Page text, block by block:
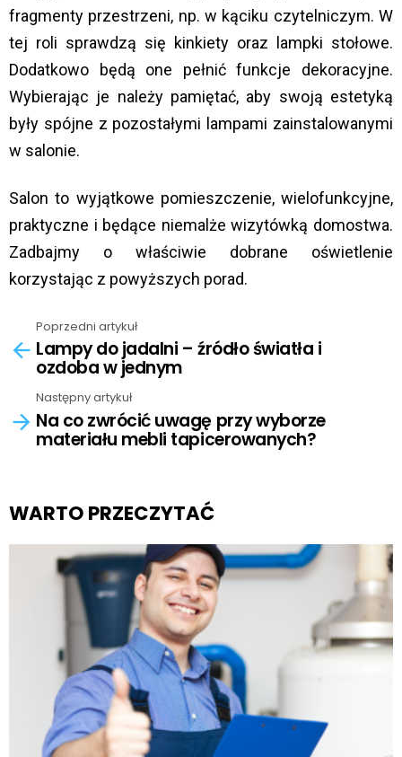
fragmenty przestrzeni, np. w kąciku czytelniczym. W
tej roli sprawdzą się kinkiety oraz lampki stołowe.
Dodatkowo będą one pełnić funkcje dekoracyjne.
Wybierając je należy pamiętać, aby swoją estetyką
były spójne z pozostałymi lampami zainstalowanymi
w salonie.
Salon to wyjątkowe pomieszczenie, wielofunkcyjne,
praktyczne i będące niemalże wizytówką domostwa.
Zadbajmy o właściwie dobrane oświetlenie
korzystając z powyższych porad.
more
Poprzedni artykuł
Lampy do jadalni – źródło światła i
ozdoba w jednym
Następny artykuł
Na co zwrócić uwagę przy wyborze
materiału mebli tapicerowanych?
WARTO PRZECZYTAĆ